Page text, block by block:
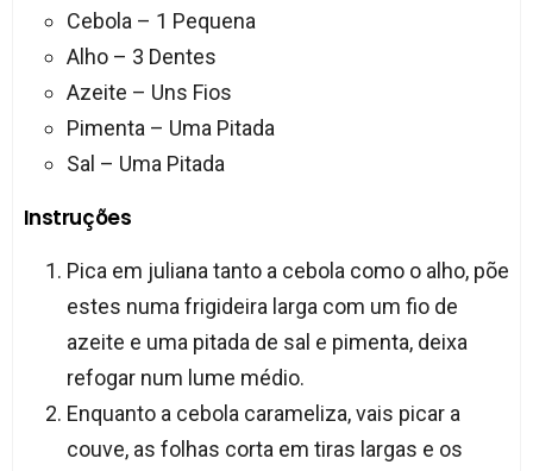
Cebola – 1 Pequena
Alho – 3 Dentes
Azeite – Uns Fios
Pimenta – Uma Pitada
Sal – Uma Pitada
Instruções
Pica em juliana tanto a cebola como o alho, põe
estes numa frigideira larga com um fio de
azeite e uma pitada de sal e pimenta, deixa
refogar num lume médio.
Enquanto a cebola carameliza, vais picar a
couve, as folhas corta em tiras largas e os